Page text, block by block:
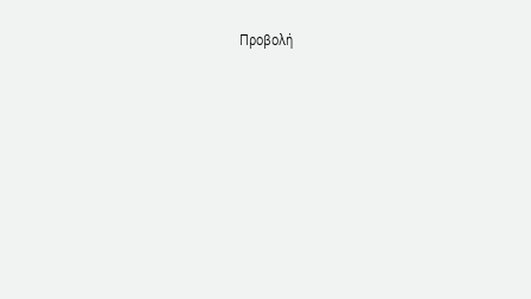
Προβολή